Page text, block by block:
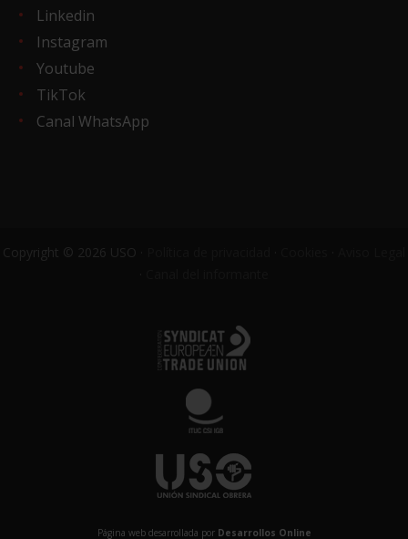
Linkedin
Instagram
Youtube
TikTok
Canal WhatsApp
Copyright © 2026 USO ·
Página web desarrollada por Desarrollos Online